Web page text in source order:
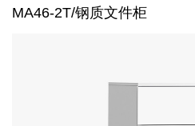
MA46-2T/钢质文件柜